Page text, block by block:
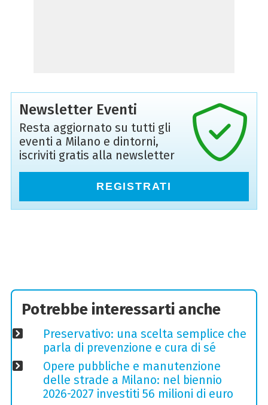
Newsletter Eventi
Resta aggiornato su tutti gli
eventi a Milano e dintorni,
iscriviti gratis alla newsletter
REGISTRATI
Potrebbe interessarti anche
Preservativo: una scelta semplice che
parla di prevenzione e cura di sé
Opere pubbliche e manutenzione
delle strade a Milano: nel biennio
2026-2027 investiti 56 milioni di euro